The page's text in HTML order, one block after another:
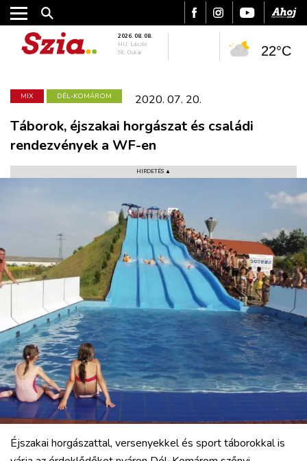
VÁROS
RÉGIÓ
SPORT
KULTÚRA
2026. 08. 08.
HU: László
SK: Oskár
22°C
MIX DÉL-KOMÁROM 2020. 07. 20.
Táborok, éjszakai horgászat és családi
rendezvények a WF-en
HIRDETÉS ▲
Éjszakai horgászattal, versenyekkel és sport táborokkal is